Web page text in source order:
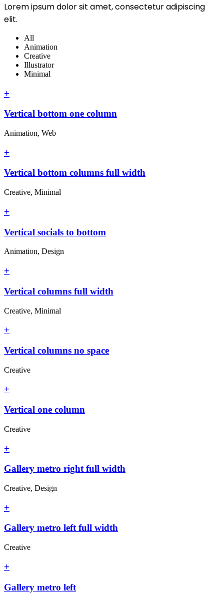
Lorem ipsum dolor sit amet, consectetur adipiscing
elit.
All
Animation
Creative
Illustrator
Minimal
+
Vertical bottom one column
Animation, Web
+
Vertical bottom columns full width
Creative, Minimal
+
Vertical socials to bottom
Animation, Design
+
Vertical columns full width
Creative, Minimal
+
Vertical columns no space
Creative
+
Vertical one column
Creative
+
Gallery metro right full width
Creative, Design
+
Gallery metro left full width
Creative
+
Gallery metro left